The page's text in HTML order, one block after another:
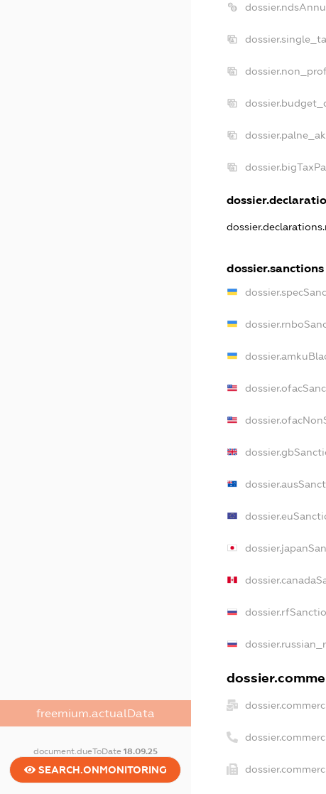
freemium.actualData
document.dueToDate 18.09.25
SEARCH.ONMONITORING
dossier.sanctions